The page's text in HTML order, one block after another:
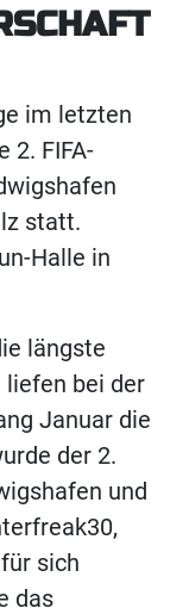
im letzten
2. FIFA-
statt.
Halle in
längste
liefen bei der
Januar die
der 2.
und
sich
das